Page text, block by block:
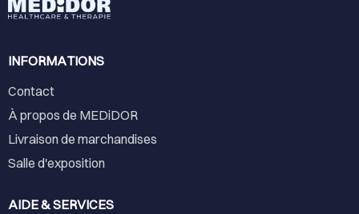
INFORMATIONS
Contact
À propos de MEDiDOR
Livraison de marchandises
Salle d'exposition
AIDE & SERVICES